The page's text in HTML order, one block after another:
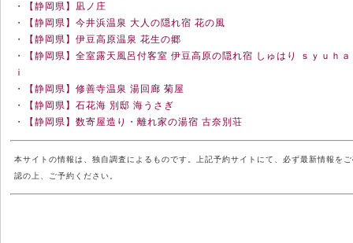
・
【静岡県】凪ノ庄
・
【静岡県】今井浜温泉 大人の隠れ宿 花の風
・
【静岡県】伊豆高原温泉 花生の郷
・
【静岡県】全室露天風呂付客室 伊豆高原の隠れ宿 しゅはり ｓｙｕｈ
ｉ
・
【静岡県】修善寺温泉 湯回廊 菊屋
・
【静岡県】石花海 別邸 海うさぎ
・
【静岡県】数寄屋造り・離れ家の湯宿 古奈別荘
本サイトの情報は、独自調査によるものです。上記予約サイトにて、必ず最新情報を
認の上、ご予約ください。